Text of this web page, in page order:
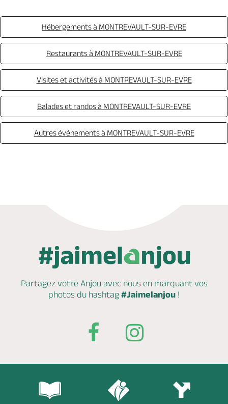
Hébergements à MONTREVAULT-SUR-EVRE
Restaurants à MONTREVAULT-SUR-EVRE
Visites et activités à MONTREVAULT-SUR-EVRE
Balades et randos à MONTREVAULT-SUR-EVRE
Autres événements à MONTREVAULT-SUR-EVRE
Partagez votre Anjou avec nous en marquantvos
photos du hashtag #Jaimelanjou !